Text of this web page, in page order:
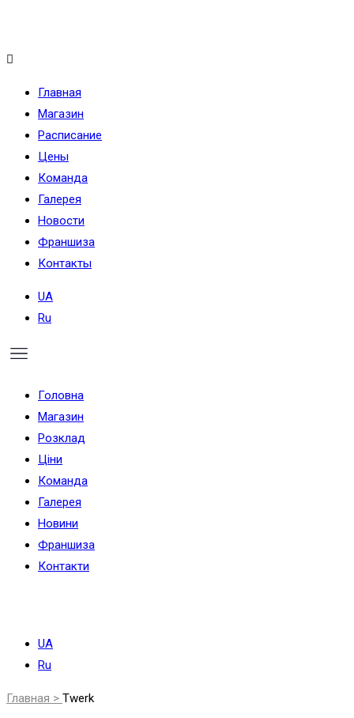
Меню
Главная
Магазин
Расписание
Цены
Команда
Галерея
Новости
Франшиза
Контакты
UA
Ru
Головна
Магазин
Розклад
Ціни
Команда
Галерея
Новини
Франшиза
Контакти
UA
Ru
Главная > Twerk